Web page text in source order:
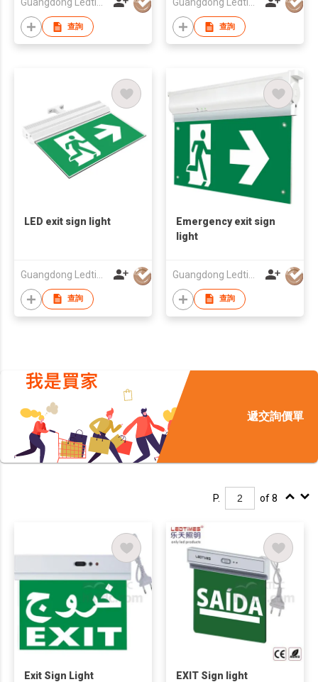
Guangdong Ledtimes Lighting Co., Ltd.
查詢
Guangdong Ledtimes Lighting Co., Ltd.
查詢
LED exit sign light
查詢
Emergency exit sign
light
查詢
遞交詢價單
P. of 8
Exit Sign Light EXIT Sign light